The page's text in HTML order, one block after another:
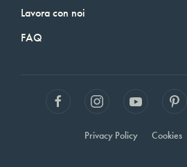
Lavora con noi
FAQ
Privacy Policy Cookies